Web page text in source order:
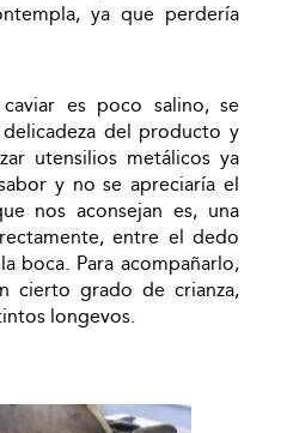
ya que perdería
es poco salino, se
del producto y
utensilios metálicos ya
y no se apreciaría el
nos aconsejan es, una
entre el dedo
boca. Para acompañarlo,
cierto grado de crianza,
longevos.